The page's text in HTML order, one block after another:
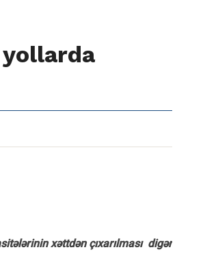
xəttdən çıxarılması digər